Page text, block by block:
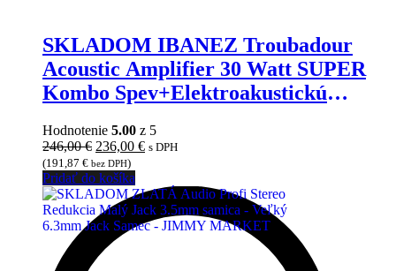
SKLADOM IBANEZ Troubadour
Acoustic Amplifier 30 Watt SUPER
Kombo Spev+Elektroakustickú
Hodnotenie 5.00 z 5
246,00€ Pôvodná
cena
bola:
246,00 €.
236,00 €Aktuálna
236,00 €.
s DPH
(191,87 € bez DPH)
Pridať do košíka